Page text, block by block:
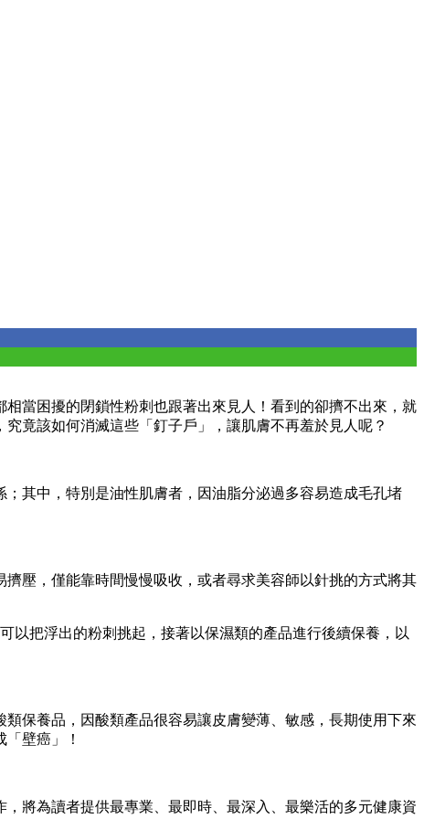
當困擾的閉鎖性粉刺也跟著出來見人！看到的卻擠不出來，就
竟該如何消滅這些「釘子戶」，讓肌膚不再羞於見人呢？
其中，特別是油性肌膚者，因油脂分泌過多容易造成毛孔堵
壓，僅能靠時間慢慢吸收，或者尋求美容師以針挑的方式將其
以把浮出的粉刺挑起，接著以保濕類的產品進行後續保養，以
保養品，因酸類產品很容易讓皮膚變薄、敏感，長期使用下來
壁癌」！
將為讀者提供最專業、最即時、最深入、最樂活的多元健康資